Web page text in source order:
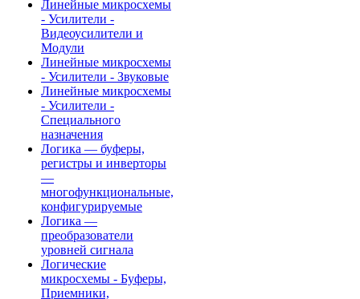
Линейные микросхемы
- Усилители -
Видеоусилители и
Модули
Линейные микросхемы
- Усилители - Звуковые
Линейные микросхемы
- Усилители -
Специального
назначения
Логика — буферы,
регистры и инверторы
—
многофункциональные,
конфигурируемые
Логика —
преобразователи
уровней сигнала
Логические
микросхемы - Буферы,
Приемники,